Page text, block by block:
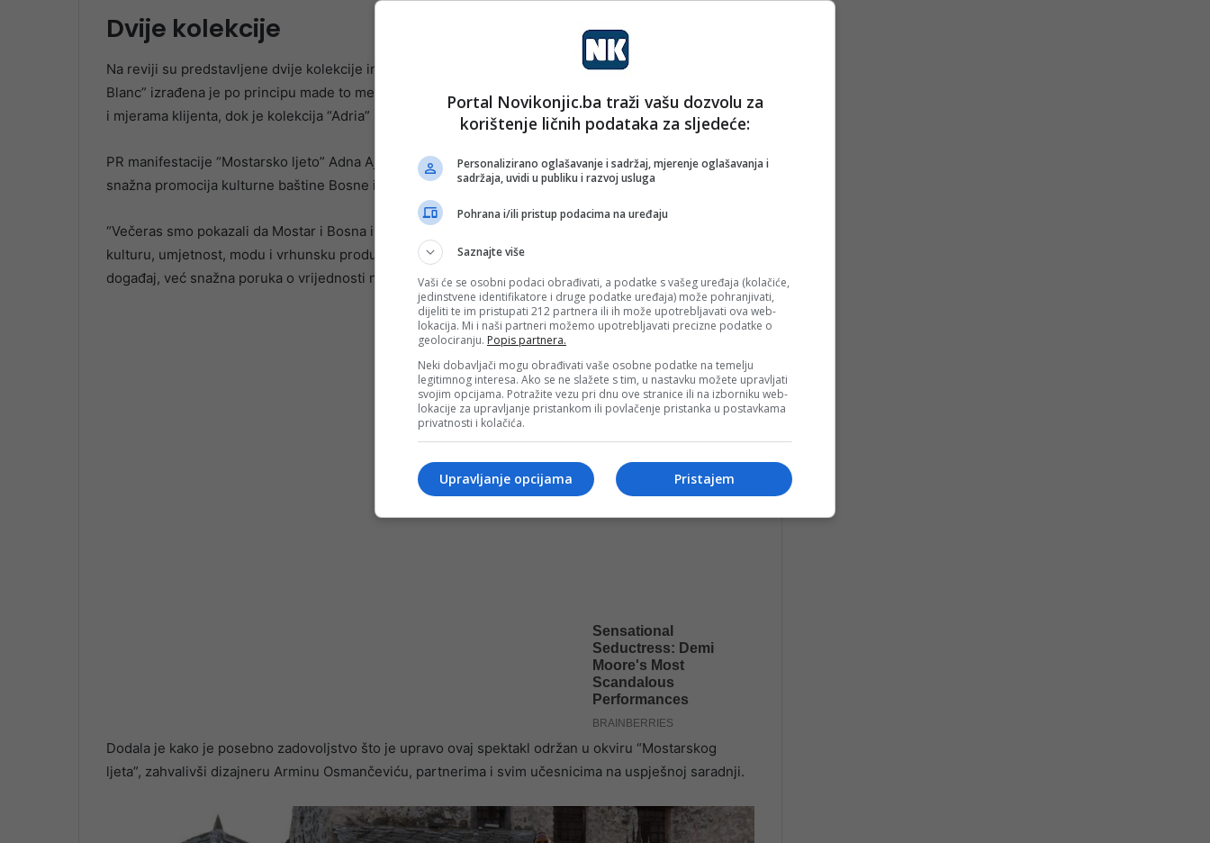
Dvije kolekcije
Na reviji su predstavljene dvije kolekcije inspirisane Hercegovinom i Jadranom. Kolekcija “Le Hot
Blanc” izrađena je po principu made to measure, odnosno svaki komad odjeće prilagođava se željama
i mjerama klijenta, dok je kolekcija “Adria” ponudila modele spremne za prodaju (ready to wear).
PR manifestacije “Mostarsko ljeto” Adna Ajanić istakla je da revija nije bila samo modni događaj, već
snažna promocija kulturne baštine Bosne i Hercegovine.
“Večeras smo pokazali da Mostar i Bosna i Hercegovina mogu biti domaćini događaja koji spajaju
kulturu, umjetnost, modu i vrhunsku produkciju. Revija na Starom mostu nije bila samo modni
događaj, već snažna poruka o vrijednosti naše kulturne baštine”, kazala je Ajanić.
Dodala je kako je posebno zadovoljstvo što je upravo ovaj spektakl održan u okviru “Mostarskog
ljeta”, zahvalivši dizajneru Arminu Osmančeviću, partnerima i svim učesnicima na uspješnoj saradnji.
Portal Novikonjic.ba traži vašu dozvolu za
korištenje ličnih podataka za sljedeće:
Personalizirano oglašavanje i sadržaj, mjerenje oglašavanja i
sadržaja, uvidi u publiku i razvoj usluga
Pohrana i/ili pristup podacima na uređaju
Saznajte više
Vaši će se osobni podaci obrađivati, a podatke s vašeg uređaja (kolačiće,
jedinstvene identifikatore i druge podatke uređaja) može pohranjivati,
dijeliti te im pristupati 212 partnera ili ih može upotrebljavati ova web-
lokacija. Mi i naši partneri možemo upotrebljavati precizne podatke o
geolociranju. Popis partnera.
Neki dobavljači mogu obrađivati vaše osobne podatke na temelju
legitimnog interesa. Ako se ne slažete s tim, u nastavku možete upravljati
svojim opcijama. Potražite vezu pri dnu ove stranice ili na izborniku web-
lokacije za upravljanje pristankom ili povlačenje pristanka u postavkama
privatnosti i kolačića.
Pristajem
Upravljanje opcijama